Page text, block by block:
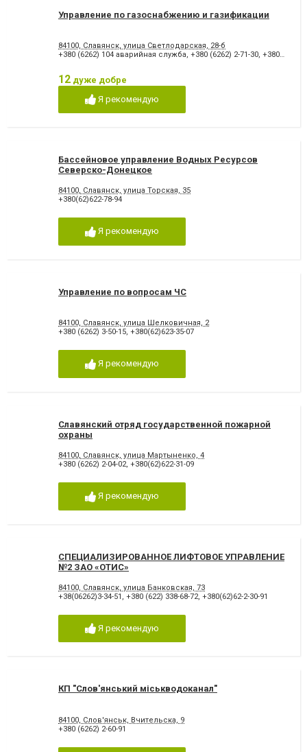
Управление по газоснабжению и газификации
84100, Славянск, улица Светлодарская, 28-б
+380 (6262) 104 аварийная служба, +380 (6262) 2-71-30, +380(62)666-82-82
12 дуже добре
Я рекомендую
Бассейновое управление Водных Ресурсов
Северско-Донецкое
84100, Славянск, улица Торская, 35
+380(62)622-78-94
Я рекомендую
Управление по вопросам ЧС
84100, Славянск, улица Шелковичная, 2
+380 (6262) 3-50-15, +380(62)623-35-07
Я рекомендую
Славянский отряд государственной пожарной
охраны
84100, Славянск, улица Мартыненко, 4
+380 (6262) 2-04-02, +380(62)622-31-09
Я рекомендую
СПЕЦИАЛИЗИРОВАННОЕ ЛИФТОВОЕ УПРАВЛЕНИЕ
№2 ЗАО «ОТИС»
84100, Славянск, улица Банковская, 73
+38(06262)3-34-51 , +380 (622) 338-68-72, +380(62)62-2-30-91
Я рекомендую
КП "Слов'янський міськводоканал"
84100, Слов'янськ, Вчительска, 9
+380 (6262) 2-60-91